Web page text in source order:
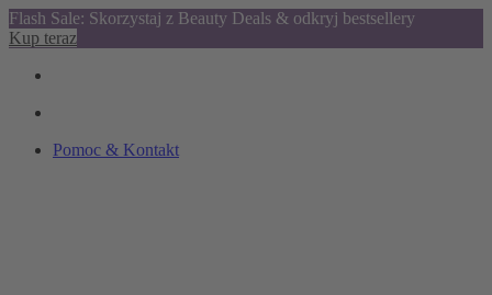
Flash Sale: Skorzystaj z Beauty Deals & odkryj bestsellery
Kup teraz
Pomoc & Kontakt